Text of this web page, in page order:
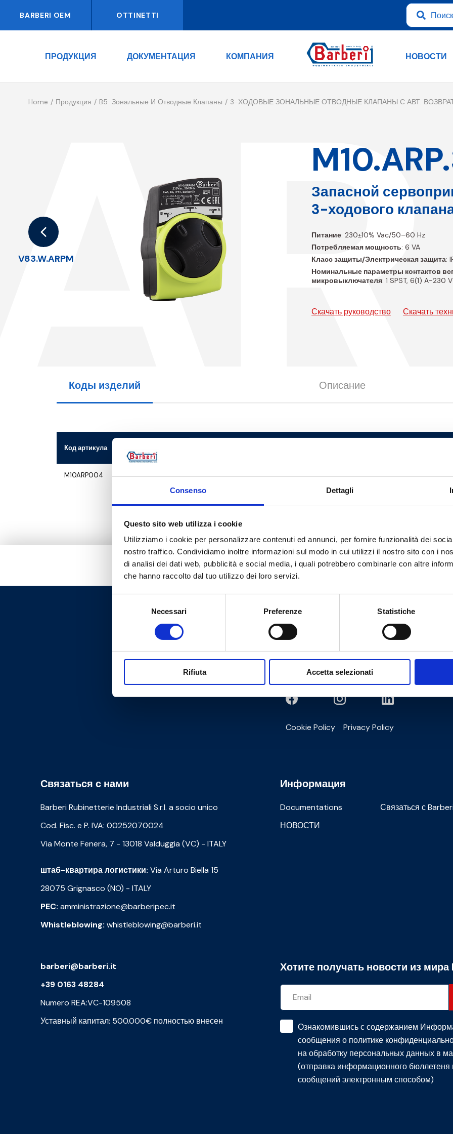
Consenso Dettagli
Questo sito web utilizza i cookie
Utilizziamo i cookie per personalizzare contenuti ed annunci, per fornire funzionalità dei
nostro traffico. Condividiamo inoltre informazioni sul modo in cui utilizzi il nostro sito con i
di analisi dei dati web, pubblicità e social media, i quali potrebbero combinarle con altre
che hanno raccolto dal tuo utilizzo dei loro servizi.
Necessari Preferenze Statistiche
Rifiuta Accetta selezionati
BARBERI OEM OTTINETTI
ПРОДУКЦИЯ ДОКУМЕНТАЦИЯ КОМПАНИЯ НОВОСТИ
Home Продукция B5 Зональные И Отводные Клапаны 3-ХОДОВЫЕ ЗОНАЛЬНЫЕ ОТВОДНЫЕ КЛАПАНЫ С АВТ.
V83.W.ARPM
Запасной
3-ходового
Питание: 230±10% Vac/50–60 Hz
Потребляемая мощность: 6 VA
Класс защиты/Электрическая защита:
Номинальные параметры контактов
микровыключателя: 1 SPST, 6(1) A-230 V
Скачать руководство Скачать
Коды изделий Описание
Код артикула
M10ARP004 1 10 230 8 4
Вам нужна помощь?
Cookie Policy Privacy Policy
Связаться с нами
Barberi Rubinetterie Industriali S.r.l. a socio unico
Cod. Fisc. e P. IVA: 00252070024
Via Monte Fenera, 7 - 13018 Valduggia (VC) - ITALY
штаб-квартира логистики: Via Arturo Biella 15
28075 Grignasco (NO) - ITALY
PEC: amministrazione@barberipec.it
Whistleblowing: whistleblowing@barberi.it
Информация
Documentations
Связаться с
НОВОСТИ
barberi@barberi.it
+39 0163 48284
Numero REA:VC-109508
Уставный капитал: 500.000€ полностью внесен
Хотите получать новости из
Ознакомившись с содержанием
сообщения о политике
на обработку персональных данных в
(отправка информационного
сообщений электронным способом)